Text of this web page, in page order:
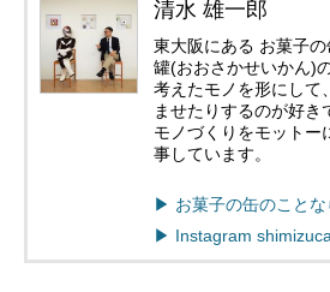
清水 雄一郎
東大阪にある お菓子
罐(おおさかせいかん)
考えたモノを形にして
ませたりするのが好き
モノづくりをモットー
事しています。
▶︎ お菓子の缶のことな
▶︎ Instagram